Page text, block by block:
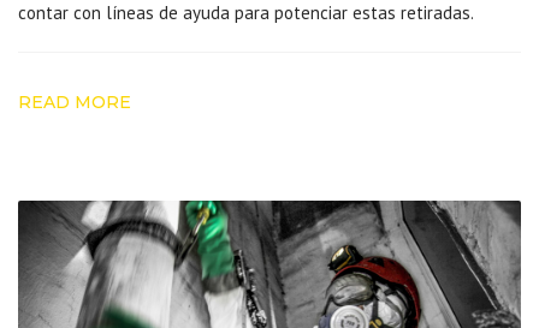
contar con líneas de ayuda para potenciar estas retiradas.
READ MORE